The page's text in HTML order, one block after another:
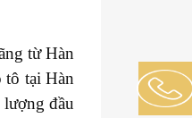
từ Hàn
tại Hàn
đầu